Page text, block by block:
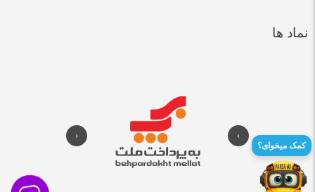
نماد ها
‹ ›
کمک میخوای؟